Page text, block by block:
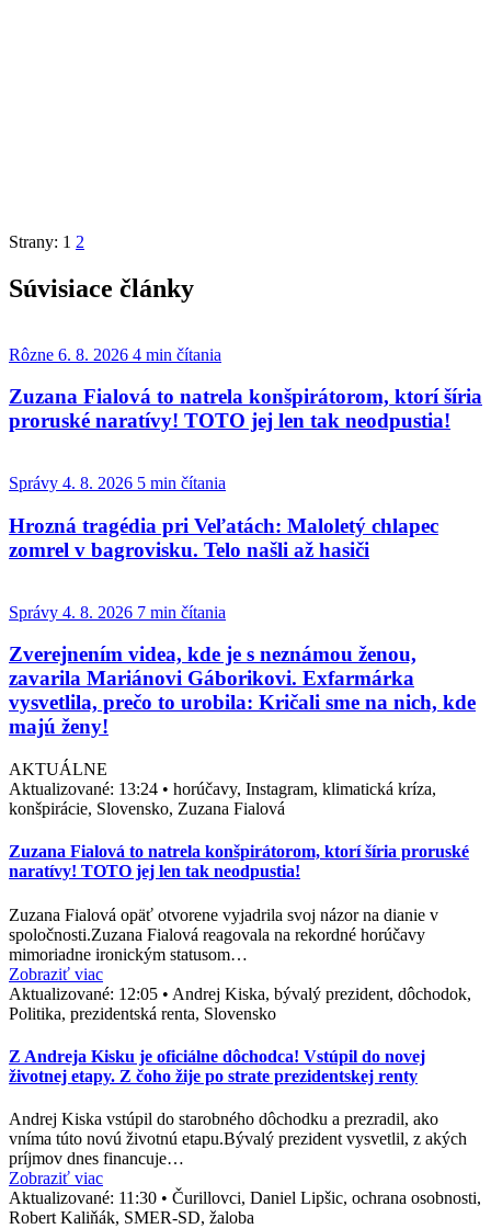
Strany: 1 2
Súvisiace články
Rôzne 6. 8. 2026 4 min čítania
Zuzana Fialová to natrela konšpirátorom, ktorí šíria
proruské naratívy! TOTO jej len tak neodpustia!
Správy 4. 8. 2026 5 min čítania
Hrozná tragédia pri Veľatách: Maloletý chlapec
zomrel v bagrovisku. Telo našli až hasiči
Správy 4. 8. 2026 7 min čítania
Zverejnením videa, kde je s neznámou ženou,
zavarila Mariánovi Gáborikovi. Exfarmárka
vysvetlila, prečo to urobila: Kričali sme na nich, kde
majú ženy!
AKTUÁLNE
Aktualizované: 13:24 • horúčavy, Instagram, klimatická kríza,
konšpirácie, Slovensko, Zuzana Fialová
Zuzana Fialová to natrela konšpirátorom, ktorí šíria proruské
naratívy! TOTO jej len tak neodpustia!
Zuzana Fialová opäť otvorene vyjadrila svoj názor na dianie v
spoločnosti.Zuzana Fialová reagovala na rekordné horúčavy
mimoriadne ironickým statusom…
Zobraziť viac
Aktualizované: 12:05 • Andrej Kiska, bývalý prezident, dôchodok,
Politika, prezidentská renta, Slovensko
Z Andreja Kisku je oficiálne dôchodca! Vstúpil do novej
životnej etapy. Z čoho žije po strate prezidentskej renty
Andrej Kiska vstúpil do starobného dôchodku a prezradil, ako
vníma túto novú životnú etapu.Bývalý prezident vysvetlil, z akých
príjmov dnes financuje…
Zobraziť viac
Aktualizované: 11:30 • Čurillovci, Daniel Lipšic, ochrana osobnosti,
Robert Kaliňák, SMER-SD, žaloba